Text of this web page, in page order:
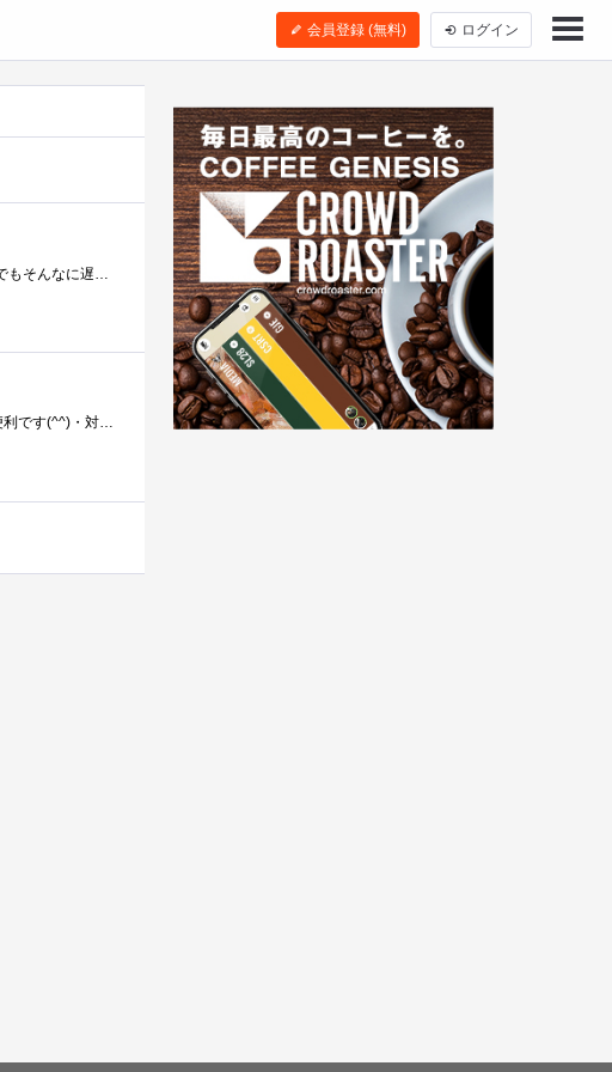
会員登録 (無料) ログイン
ノートパソコンで数字を入力する時に、使用しています。必要になる時があるもんで。実際普通にキーボードでもそんなに遅くならないんですが�...
Tabキー付テンキーパッドです。エクセルなどの入力作業に使ってます。テンキーのないノートでは、とても便利です(^^)・対応アーキテクチャ：PC-A...